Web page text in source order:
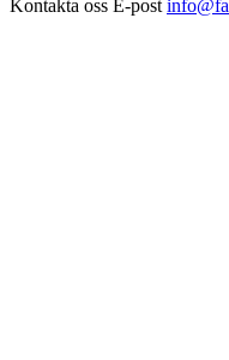
Kontakta oss E-post